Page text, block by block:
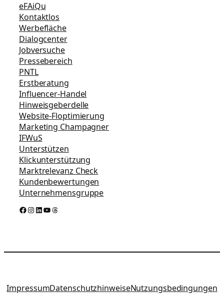
eFAiQu
Kontaktlos
Werbefläche
Dialogcenter
Jobversuche
Pressebereich
PNTL
Erstberatung
Influencer-Handel
Hinweisgeberdelle
Website-Floptimierung
Marketing Champagner
IFWuS
Unterstützen
Klickunterstützung
Marktrelevanz Check
Kundenbewertungen
Unternehmensgruppe
Facebook InstagramLinkedIn YouTube Threads
ImpressumDatenschutzhinweiseNutzungsbedingungen